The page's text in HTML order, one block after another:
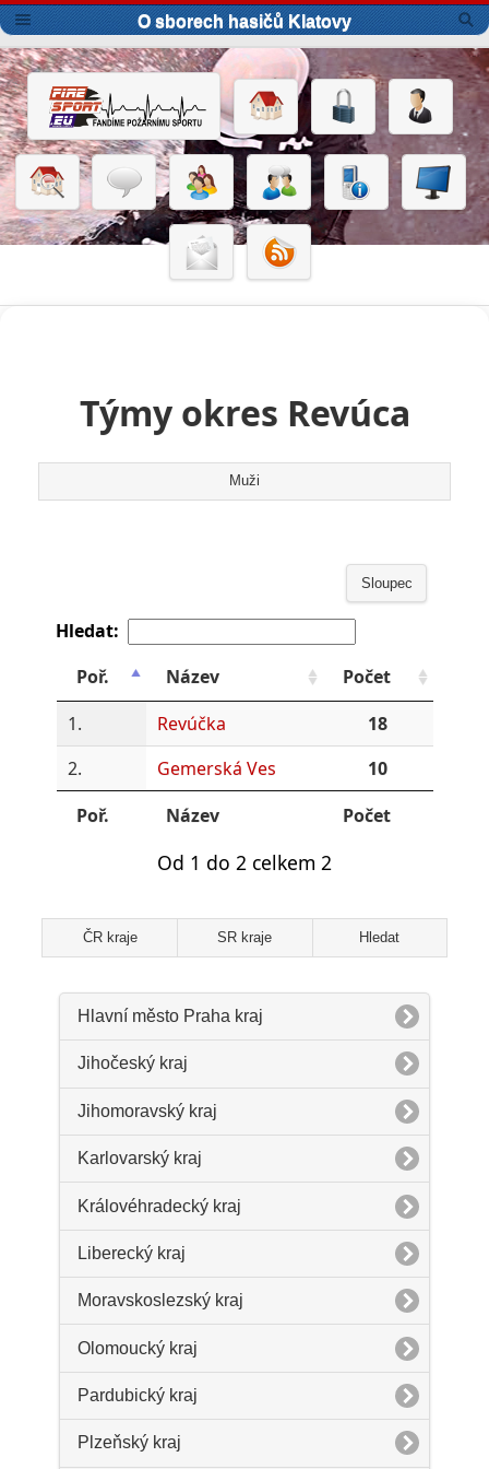
O sborech hasičů Klatovy
Týmy okres Revúca
Muži
Sloupec
Hledat:
Poř.
Název
Počet
1.
Revúčka
18
2.
Gemerská Ves
10
Poř.
Název Počet
Od 1 do 2 celkem 2
ČR kraje SR kraje Hledat
Hlavní město Praha kraj
Jihočeský kraj
Jihomoravský kraj
Karlovarský kraj
Královéhradecký kraj
Liberecký kraj
Moravskoslezský kraj
Olomoucký kraj
Pardubický kraj
Plzeňský kraj